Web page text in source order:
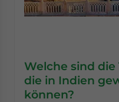
Welche sind die
die in Indien
können?